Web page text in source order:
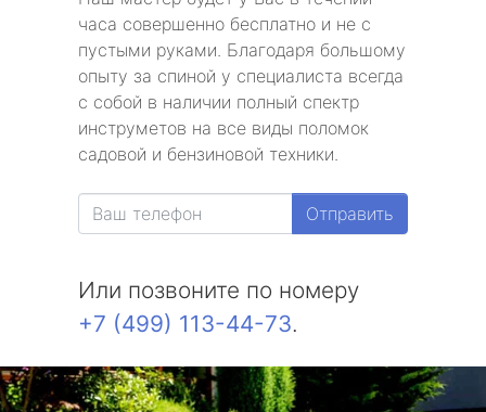
часа совершенно бесплатно и не с
пустыми руками. Благодаря большому
опыту за спиной у специалиста всегда
с собой в наличии полный спектр
инструметов на все виды поломок
садовой и бензиновой техники.
Отправить
Или позвоните по номеру
+7 (499) 113-44-73.